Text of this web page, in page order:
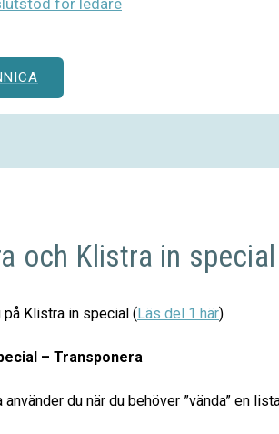
för ledare
och Klistra in
på Klistra in special ( Läs del 1 här)
– Transponera
använder du när du behöver ”vända” en